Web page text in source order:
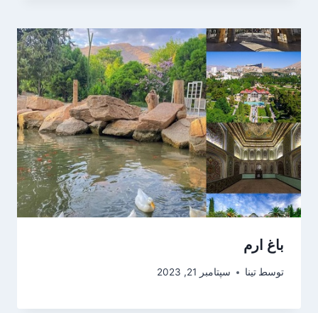
باغ ارم
توسط تینا سپتامبر 21, 2023